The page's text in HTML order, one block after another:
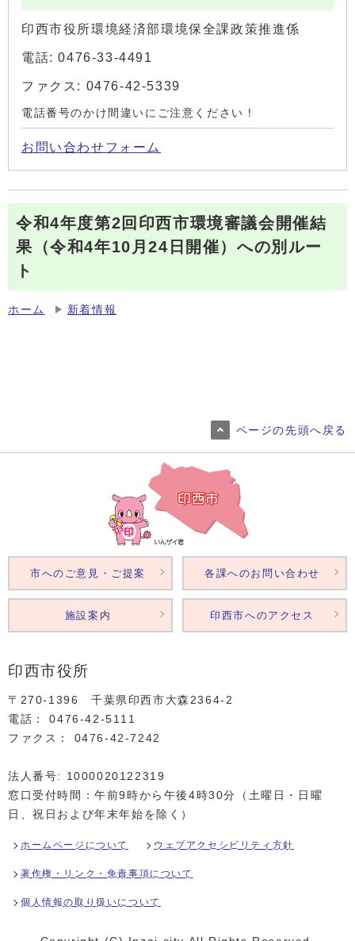
印西市役所環境経済部環境保全課政策推進係
電話: 0476-33-4491
ファクス: 0476-42-5339
電話番号のかけ間違いにご注意ください！
お問い合わせフォーム
令和4年度第2回印西市環境審議会開催結
果（令和4年10月24日開催）への別ルー
ト
ホーム 新着情報
ページの先頭へ戻る
印西市役所
〒270-1396 千葉県印西市大森2364‐2
電話： 0476‐42‐5111
ファクス： 0476‐42‐7242
法人番号: 1000020122319
窓口受付時間：午前9時から午後4時30分（土曜日・日曜
日、祝日および年末年始を除く）
ホームページについて ウェブアクセシビリティ方針
著作権・リンク・免責事項について
個人情報の取り扱いについて
市へのご意見・ご提案 各課へのお問い合わせ
施設案内 印西市へのアクセス